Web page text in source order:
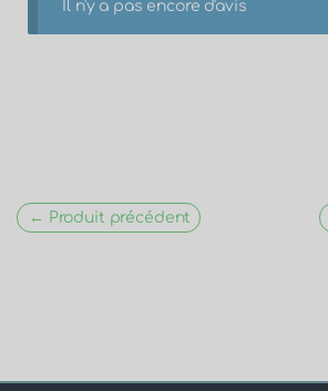
Il n'y a pas encore d'avis
← Produit précédent